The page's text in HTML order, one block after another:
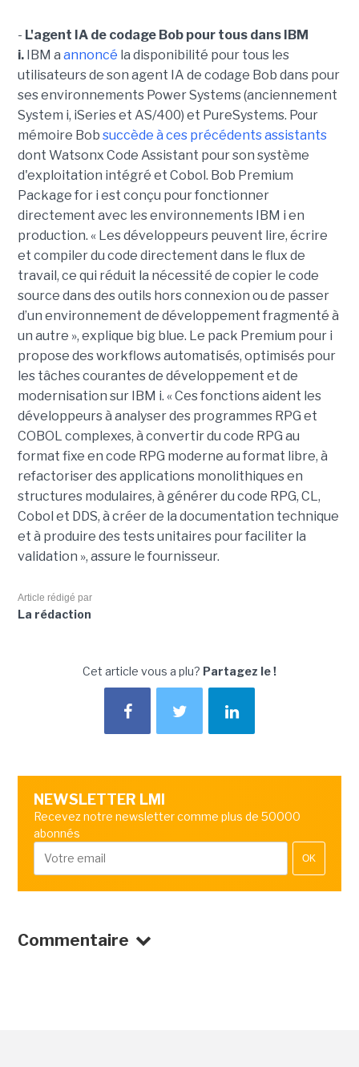
- L'agent IA de codage Bob pour tous dans IBM
i.IBM a annoncé la disponibilité pour tous les
utilisateurs de son agent IA de codage Bob dans pour
ses environnements Power Systems (anciennement
System i, iSeries et AS/400) et PureSystems. Pour
mémoire Bob succède à ces précédents assistants
dont Watsonx Code Assistant pour son système
d'exploitation intégré et Cobol. Bob Premium
Package for i est conçu pour fonctionner
directement avec les environnements IBM i en
production. « Les développeurs peuvent lire, écrire
et compiler du code directement dans le flux de
travail, ce qui réduit la nécessité de copier le code
source dans des outils hors connexion ou de passer
d’un environnement de développement fragmenté à
un autre », explique big blue. Le pack Premium pour i
propose des workflows automatisés, optimisés pour
les tâches courantes de développement et de
modernisation sur IBM i. « Ces fonctions aident les
développeurs à analyser des programmes RPG et
COBOL complexes, à convertir du code RPG au
format fixe en code RPG moderne au format libre, à
refactoriser des applications monolithiques en
structures modulaires, à générer du code RPG, CL,
Cobol et DDS, à créer de la documentation technique
et à produire des tests unitaires pour faciliter la
validation », assure le fournisseur.
Article rédigé par
La rédaction
Cet article vous a plu? Partagez le !
NEWSLETTER LMI
Recevez notre newsletter comme plus de 50000
abonnés
OK
Commentaire